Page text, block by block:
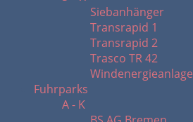
Siebanhänger
Transrapid 1
Transrapid 2
Trasco TR 42
Windenergieanlage
Fuhrparks
A - K